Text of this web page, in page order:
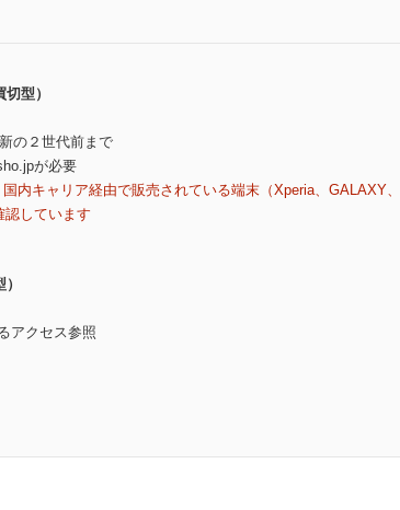
型）
の２世代前まで
が必要
内キャリア経由で販売されている端末（Xperia、GALAXY、
認しています
アクセス参照